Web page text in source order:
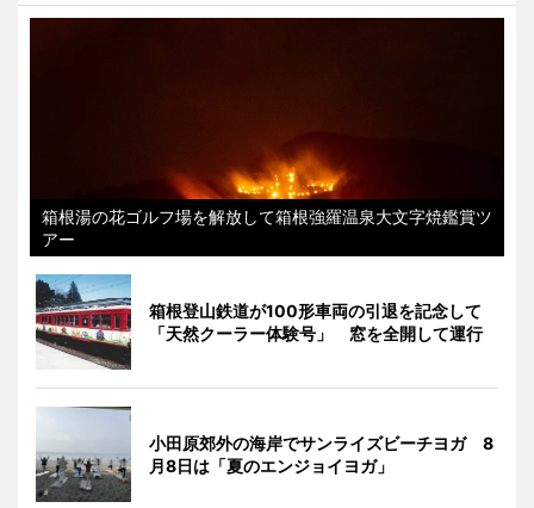
箱根湯の花ゴルフ場を解放して箱根強羅温泉大文字焼鑑賞ツ
アー
箱根登山鉄道が100形車両の引退を記念して
「天然クーラー体験号」 窓を全開して運行
小田原郊外の海岸でサンライズビーチヨガ 8
月8日は「夏のエンジョイヨガ」